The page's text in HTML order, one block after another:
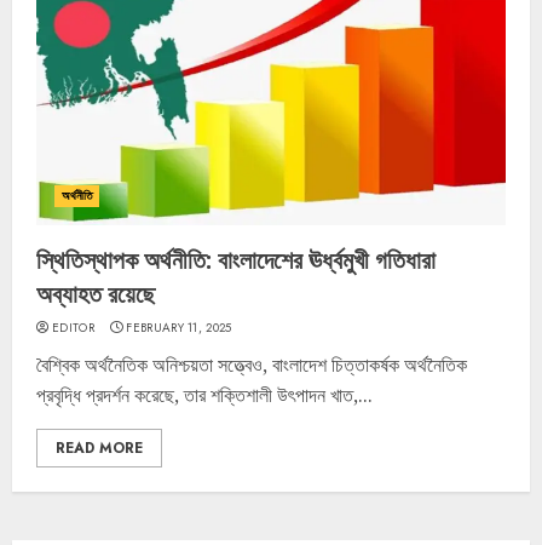
অর্থনীতি
স্থিতিস্থাপক অর্থনীতি: বাংলাদেশের ঊর্ধ্বমুখী গতিধারা
অব্যাহত রয়েছে
EDITOR FEBRUARY 11, 2025
বৈশ্বিক অর্থনৈতিক অনিশ্চয়তা সত্ত্বেও, বাংলাদেশ চিত্তাকর্ষক অর্থনৈতিক
প্রবৃদ্ধি প্রদর্শন করেছে, তার শক্তিশালী উৎপাদন খাত,...
READ MORE